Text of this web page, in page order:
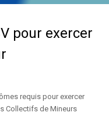
pour exercer
requis pour exercer
Collectifs de Mineurs